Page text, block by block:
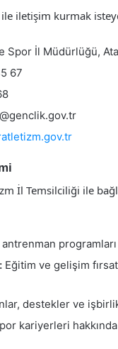
iletişim kurmak
Spor İl Müdürlüğü,
67
İl Temsilciliği ile
antrenman
Eğitim ve gelişim
destekler ve
kariyerleri